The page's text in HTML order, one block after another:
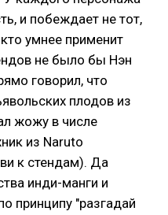
и побеждает не тот,
умнее применит
не было бы Нэн
говорил, что
плодов из
жожу в числе
из Naruto
к стендам). Да
инди-манги и
принципу "разгадай